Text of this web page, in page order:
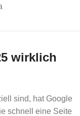
wirklich
sind, hat Google
schnell eine Seite